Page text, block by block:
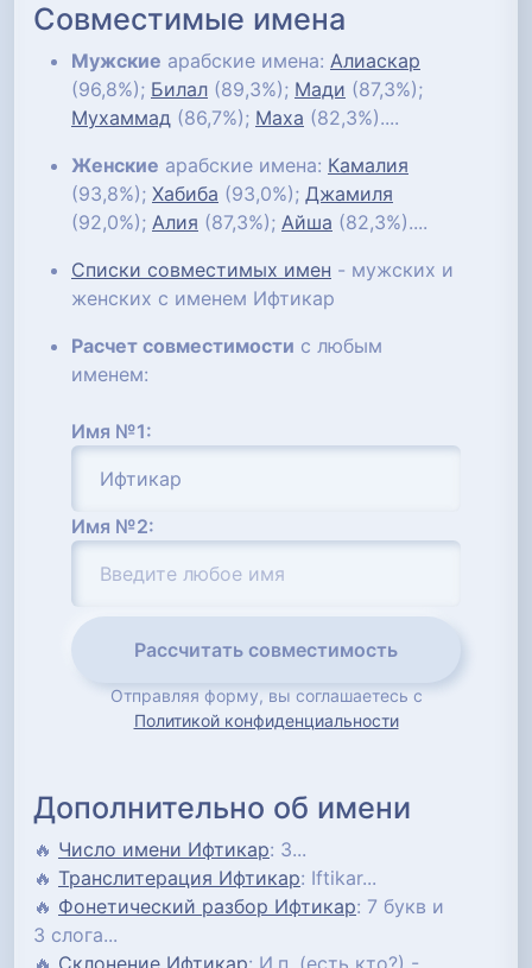
Совместимые имена
Мужские арабские имена: Алиаскар
(96,8%); Билал (89,3%); Мади (87,3%);
Мухаммад (86,7%); Маха (82,3%)....
Женские арабские имена: Камалия
(93,8%); Хабиба (93,0%); Джамиля
(92,0%); Алия (87,3%); Айша (82,3%)....
Списки совместимых имен - мужских и
женских с именем Ифтикар
Расчет совместимости с любым
именем:
Имя №1:
Имя №2:
Рассчитать совместимость
Отправляя форму, вы соглашаетесь с
Политикой конфиденциальности
Дополнительно об имени
🔥 Число имени Ифтикар: 3...
🔥 Транслитерация Ифтикар: Iftikar...
🔥 Фонетический разбор Ифтикар: 7 букв и
3 слога...
🔥 Склонение Ифтикар: И.п. (есть кто?) -